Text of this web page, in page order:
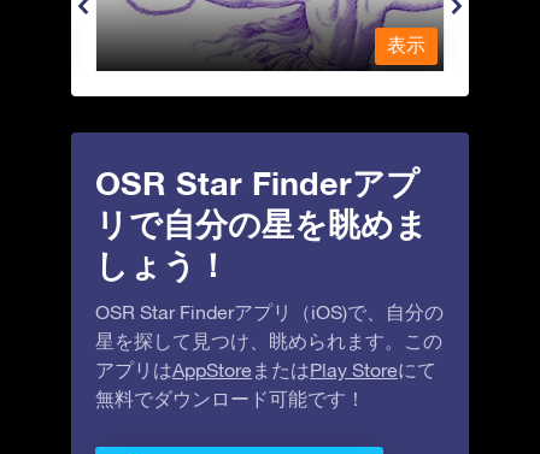
表示
OSR Star Finderアプ
リで自分の星を眺めま
しょう！
OSR Star Finderアプリ（iOS)で、自分の
星を探して見つけ、眺められます。この
アプリはAppStore またはPlay Storeにて
無料でダウンロード可能です！